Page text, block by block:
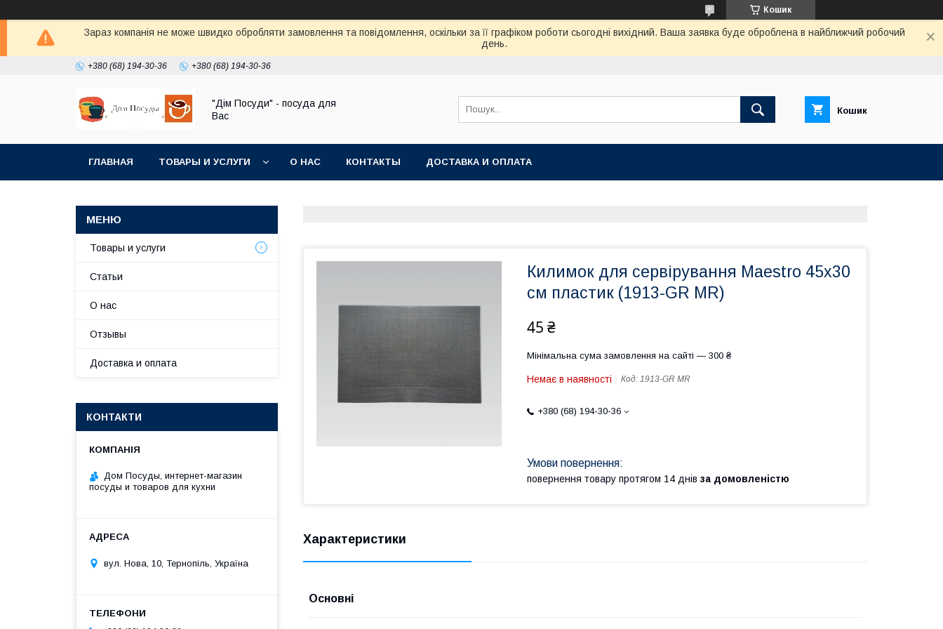
Кошик
Зараз компанія не може швидко обробляти замовлення та повідомлення, оскільки за її графіком роботи сьогодні вихідний. Ваша заявка буде оброблена в найближчий робочий
день.
+380 (68) 194-30-36 +380 (68) 194-30-36
"Дім Посуди" - посуда для
Вас
Кошик
ГЛАВНАЯ ТОВАРЫ И УСЛУГИ О НАС КОНТАКТЫ ДОСТАВКА И ОПЛАТА
Килимок для сервірування Maestro 45х30
см пластик (1913-GR MR)
45 ₴
Мінімальна сума замовлення на сайті — 300 ₴
Немає в наявності Код: 1913-GR MR
+380 (68) 194-30-36
повернення товару протягом 14 днів за домовленістю
Характеристики
Основні
Товары и услуги
Статьи
О нас
Отзывы
Доставка и оплата
КОНТАКТИ
Дом Посуды, интернет-магазин
посуды и товаров для кухни
вул. Нова, 10, Тернопіль, Україна